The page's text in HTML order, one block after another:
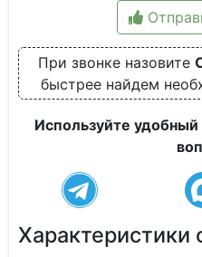
При звонке назовите
быстрее найдем
Используйте
Характеристики